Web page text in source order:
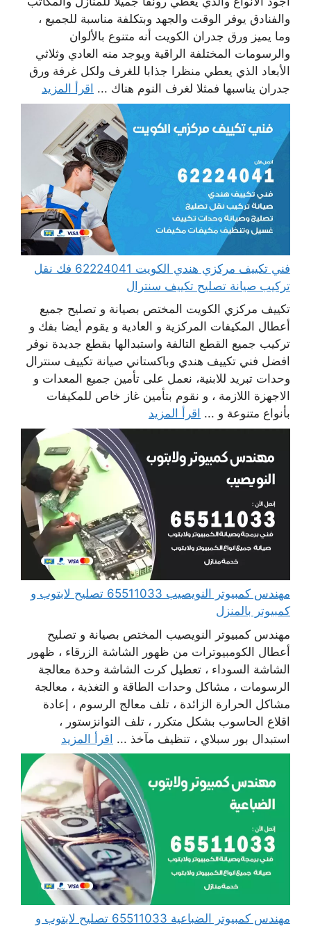
والفنادق يوفر الوقت والجهد وبتكلفة مناسبة للجميع ،
وما يميز ورق جدران الكويت أنه متنوع بالألوان
والرسومات المختلفة الراقية ويوجد منه العادي وثلاثي
الأبعاد الذي يعطي منظرا جذابا للغرف ولكل غرفة ورق
جدران يناسبها فمثلا لغرف النوم هناك ... اقرأ المزيد
فني تكييف مركزي هندي الكويت 62224041 فك نقل
تركيب صيانة تصليح تكييف سنترال
تكييف مركزي الكويت المختص بصيانة و تصليح جميع
أعطال المكيفات المركزية و العادية و يقوم أيضا بفك و
تركيب جميع القطع التالفة واستبدالها بقطع جديدة نوفر
افضل فني تكييف هندي وباكستاني صيانة تكييف سنترال
وحدات تبريد للابنية، نعمل على تأمين جميع المعدات و
الاجهزة اللازمة ، و نقوم بتأمين غاز خاص للمكيفات
بأنواع متنوعة و ... اقرأ المزيد
مهندس كمبيوتر النويصيب 65511033 تصليح لابتوب و
كمبيوتر بالمنزل
مهندس كمبيوتر النويصيب المختص بصيانة و تصليح
أعطال الكومبيوترات من ظهور الشاشة الزرقاء ، ظهور
الشاشة السوداء ، تعطيل كرت الشاشة وحدة معالجة
الرسومات ، مشاكل وحدات الطاقة و التغذية ، معالجة
مشاكل الحرارة الزائدة ، تلف معالج الرسوم ، إعادة
اقلاع الحاسوب بشكل متكرر ، تلف التوانزستور ،
استبدال بور سبلاي ، تنظيف مآخذ ... اقرأ المزيد
مهندس كمبيوتر الضباعية 65511033 تصليح لابتوب و